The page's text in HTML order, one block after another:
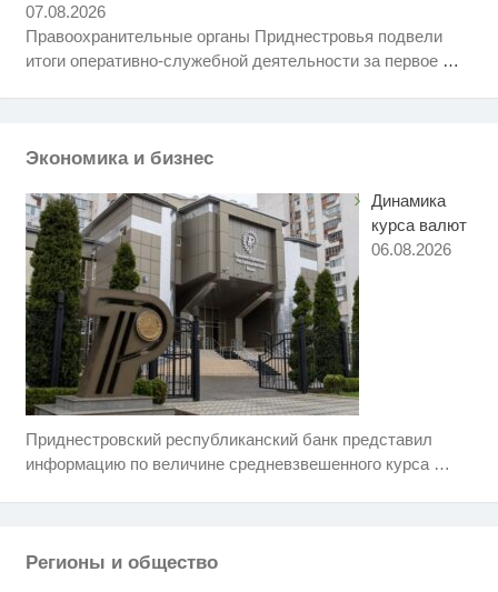
07.08.2026
Правоохранительные органы Приднестровья подвели
итоги оперативно-служебной деятельности за первое …
Экономика и бизнес
Динамика
курса валют
06.08.2026
Приднестровский республиканский банк представил
информацию по величине средневзвешенного курса …
Регионы и общество
Этот танец невесты оставит вас
без слов! Пересмотрела 10 раз
i
Ржу не переставая, это видео
Ролик из Омска: вы будете
Никогда не храните огурцы в